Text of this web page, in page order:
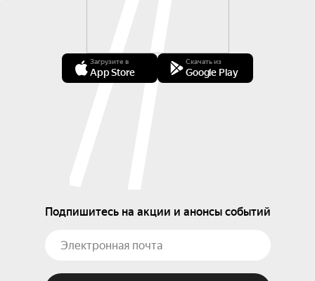
Загрузите в
App Store
Скачать из
Google Play
Подпишитесь на акции и анонсы событий